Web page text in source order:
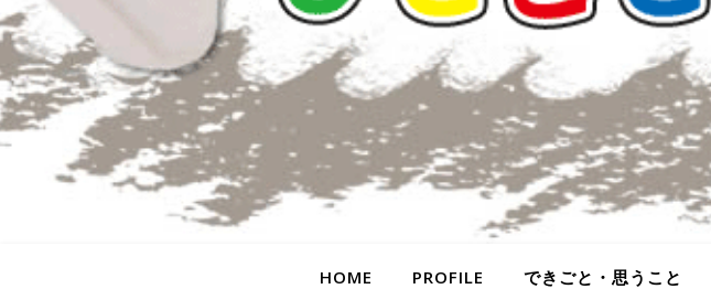
HOME PROFILE できごと・思うこと